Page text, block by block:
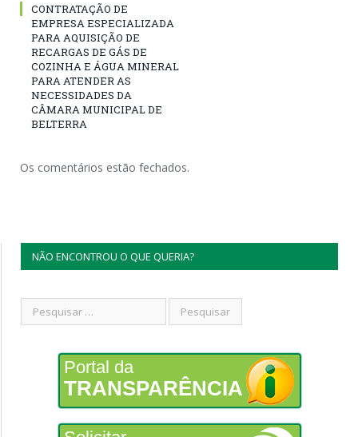
CONTRATAÇÃO DE
EMPRESA ESPECIALIZADA
PARA AQUISIÇÃO DE
RECARGAS DE GÁS DE
COZINHA E ÁGUA MINERAL
PARA ATENDER AS
NECESSIDADES DA
CÂMARA MUNICIPAL DE
BELTERRA
Os comentários estão fechados.
NÃO ENCONTROU O QUE QUERIA?
Portal da
TRANSPARÊNCIA